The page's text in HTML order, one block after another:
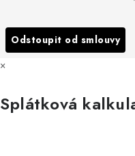
Všechny značky
Odstoupit od smlouvy
×
Splátková